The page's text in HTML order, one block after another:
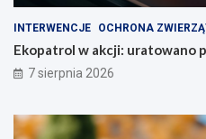
INTERWENCJE OCHRONA
Ekopatrol w akcji: uratowano
7 sierpnia 2026